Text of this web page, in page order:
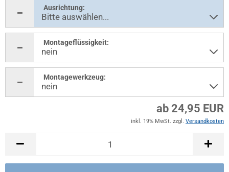
Ausrichtung:
Montageflüssigkeit:
Montagewerkzeug:
ab 24,95 EUR
inkl. 19% MwSt. zzgl. Versandkosten